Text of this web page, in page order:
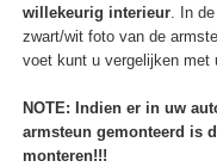
willekeurig interieur. In
zwart/wit foto van de
voet kunt u vergelijken met
NOTE: Indien er in uw
armsteun gemonteerd is
monteren!!!